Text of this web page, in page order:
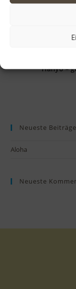
Hanyo –
Neueste Beiträge
Aloha
Neueste